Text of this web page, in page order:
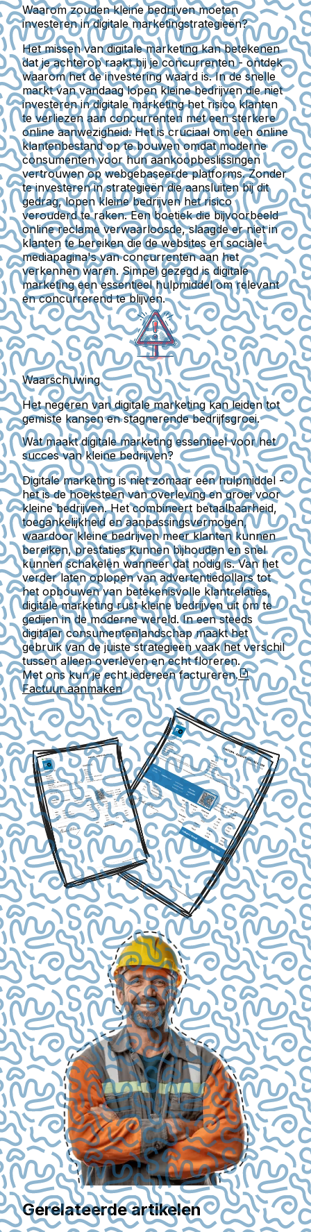
Waarom zouden kleine bedrijven moeten
investeren in digitale marketingstrategieën?
Het missen van digitale marketing kan betekenen
dat je achterop raakt bij je concurrenten - ontdek
waarom het de investering waard is. In de snelle
markt van vandaag lopen kleine bedrijven die niet
investeren in digitale marketing het risico klanten
te verliezen aan concurrenten met een sterkere
online aanwezigheid. Het is cruciaal om een online
klantenbestand op te bouwen omdat moderne
consumenten voor hun aankoopbeslissingen
vertrouwen op webgebaseerde platforms. Zonder
te investeren in strategieën die aansluiten bij dit
gedrag, lopen kleine bedrijven het risico
verouderd te raken. Een boetiek die bijvoorbeeld
online reclame verwaarloosde, slaagde er niet in
klanten te bereiken die de websites en sociale-
mediapagina's van concurrenten aan het
verkennen waren. Simpel gezegd is digitale
marketing een essentieel hulpmiddel om relevant
en concurrerend te blijven.
Waarschuwing
Het negeren van digitale marketing kan leiden tot
gemiste kansen en stagnerende bedrijfsgroei.
Wat maakt digitale marketing essentieel voor het
succes van kleine bedrijven?
Digitale marketing is niet zomaar een hulpmiddel -
het is de hoeksteen van overleving en groei voor
kleine bedrijven. Het combineert betaalbaarheid,
toegankelijkheid en aanpassingsvermogen,
waardoor kleine bedrijven meer klanten kunnen
bereiken, prestaties kunnen bijhouden en snel
kunnen schakelen wanneer dat nodig is. Van het
verder laten oplopen van advertentiedollars tot
het opbouwen van betekenisvolle klantrelaties,
digitale marketing rust kleine bedrijven uit om te
gedijen in de moderne wereld. In een steeds
digitaler consumentenlandschap maakt het
gebruik van de juiste strategieën vaak het verschil
tussen alleen overleven en echt floreren.
Met ons kun je echt iedereen factureren.
Factuur aanmaken
Gerelateerde artikelen